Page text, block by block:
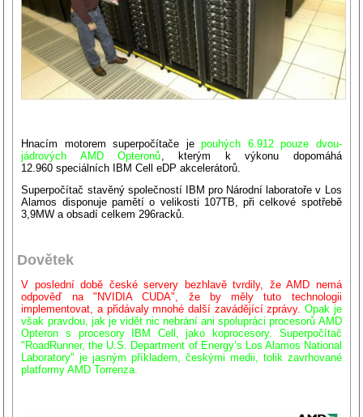
Hnacím motorem superpočítače jepouhých 6.912 pouze dvou-
jádrových AMD Opteronů, kterým k výkonu dopomáhá
12.960 speciálních IBM Cell eDP akcelerátorů.
Superpočítač stavěný společností IBM pro Národní laboratoře v Los
Alamos disponuje pamětí o velikosti 107TB, při celkové spotřebě
3,9MW a obsadí celkem 296racků.
Dovětek
V poslední době české servery bezhlavě tvrdily, že AMD nemá
odpověď na "NVIDIA CUDA", že by měly tuto technologii
implementovat, a přidávaly mnohé další zavádějící zprávy. Opak je
však pravdou, jak je vidět nic nebrání ani spolupráci procesorů AMD
Opteron s procesory IBM Cell, jako koprocesory. Superpočítač
"RoadRunner, the U.S. Department of Energy’s Los Alamos National
Laboratory" je jasným příkladem, českými medii, tolik zavrhované
platformy AMD Torrenza.